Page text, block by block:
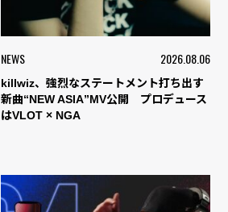
NEWS 2026.08.06
killwiz、強烈なステートメント打ち出す
新曲“NEW ASIA”MV公開 プロデュース
はVLOT × NGA